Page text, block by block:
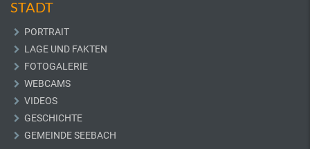
STADT
PORTRAIT
LAGE UND FAKTEN
FOTOGALERIE
WEBCAMS
VIDEOS
GESCHICHTE
GEMEINDE SEEBACH